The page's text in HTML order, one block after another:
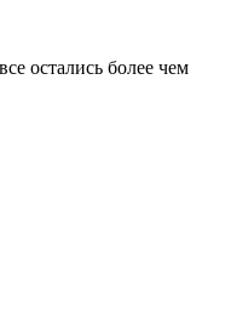
остались более чем